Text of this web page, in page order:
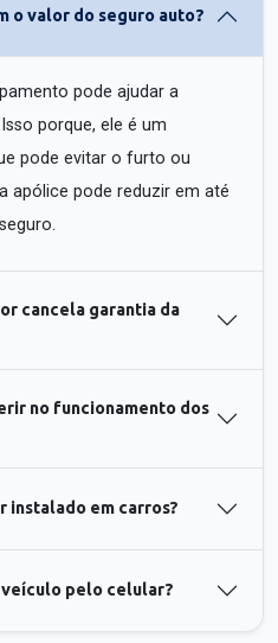
o valor do seguro auto?
pode ajudar a
porque, ele é um
pode evitar o furto ou
apólice pode reduzir em até
cancela garantia da
no funcionamento dos
instalado em carros?
pelo celular?